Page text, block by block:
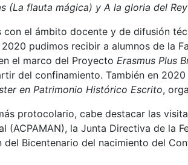
(La flauta mágica) y A la gloria del
con el ámbito docente y de difusión
pudimos recibir a alumnos de la
el marco del Proyecto Erasmus Plus
del confinamiento. También en
en Patrimonio Histórico Escrito,
protocolario, cabe destacar las
(ACPAMAN), la Junta Directiva de la
Bicentenario del nacimiento del